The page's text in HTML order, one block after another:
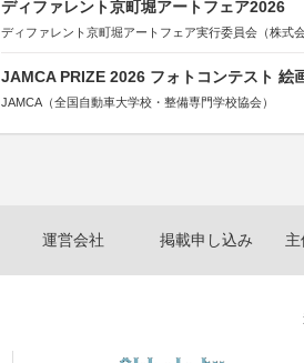
ディファレント京町堀アートフェア2026
ディファレント京町堀アートフェア実行委員会（株式
JAMCA PRIZE 2026 フォトコンテスト 絵
JAMCA（全国自動車大学校・整備専門学校協会）
運営会社 掲載申し込み